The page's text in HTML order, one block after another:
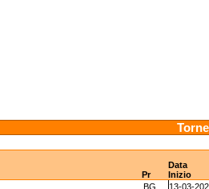
Data
Pr Inizio
BG 13-03-